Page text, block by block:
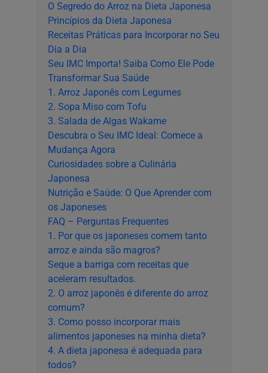
O Segredo do Arroz na Dieta Japonesa
Princípios da Dieta Japonesa
Receitas Práticas para Incorporar no Seu
Dia a Dia
Seu IMC Importa! Saiba Como Ele Pode
Transformar Sua Saúde
1. Arroz Japonês com Legumes
2. Sopa Miso com Tofu
3. Salada de Algas Wakame
Descubra o Seu IMC Ideal: Comece a
Mudança Agora
Curiosidades sobre a Culinária
Japonesa
Nutrição e Saúde: O Que Aprender com
os Japoneses
FAQ – Perguntas Frequentes
1. Por que os japoneses comem tanto
arroz e ainda são magros?
Seque a barriga com receitas que
aceleram resultados.
2. O arroz japonês é diferente do arroz
comum?
3. Como posso incorporar mais
alimentos japoneses na minha dieta?
4. A dieta japonesa é adequada para
todos?